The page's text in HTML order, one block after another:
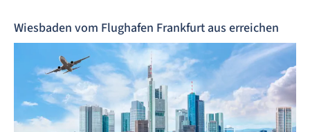
Wiesbaden vom Flughafen Frankfurt aus erreichen